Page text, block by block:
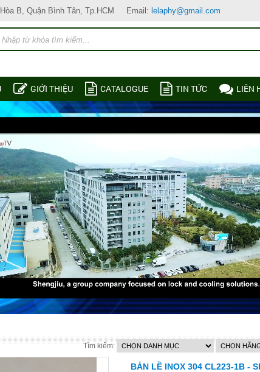
B, Quận Bình Tân, Tp.HCM Email: lelaphy@gmail.com
GIỚI THIỆU CATALOGUE TIN TỨC LIÊN
Tìm kiếm:
BẢN LỀ INOX 304 CL223-1B -